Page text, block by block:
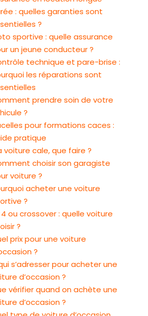
: quelles garanties sont
?
sportive : quelle assurance
un jeune conducteur ?
technique et pare-brise :
les réparations sont
prendre soin de votre
?
pour formations caces :
pratique
voiture cale, que faire ?
choisir son garagiste
voiture ?
acheter une voiture
?
ou crossover : quelle voiture
?
prix pour une voiture
?
s’adresser pour acheter une
d’occasion ?
vérifier quand on achète une
d’occasion ?